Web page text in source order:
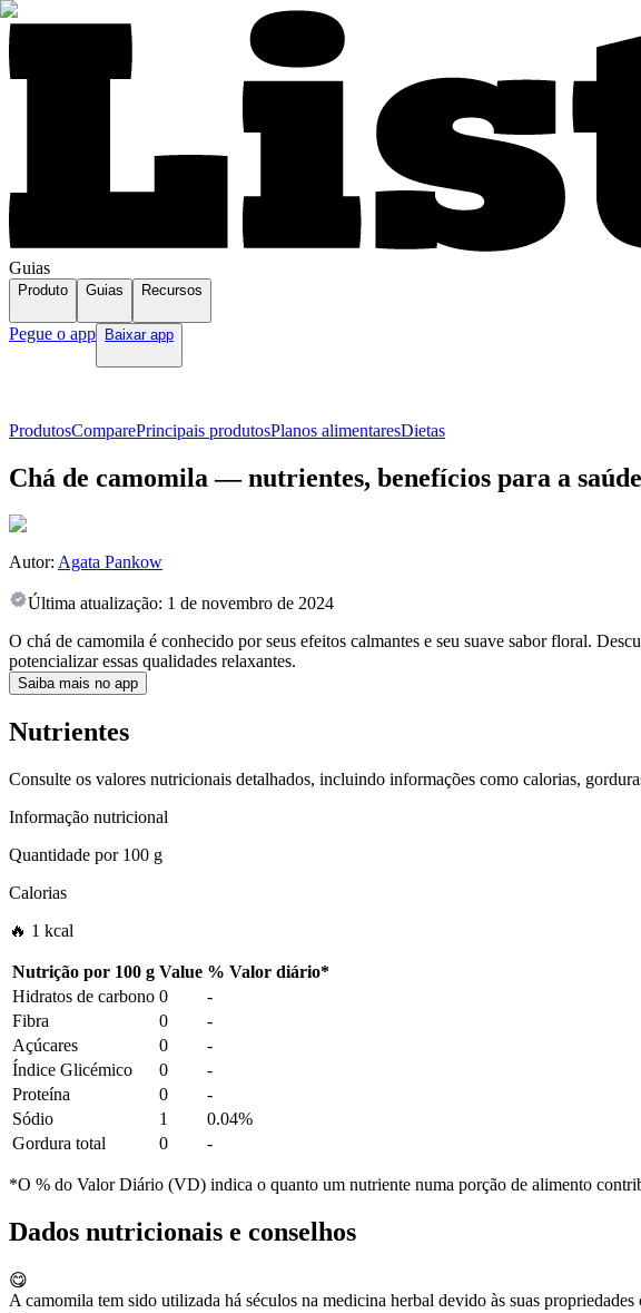
Guias
Produto Guias Recursos
Pegue o app Baixar app
ProdutosComparePrincipais produtosPlanos alimentaresDietas
Chá de camomila — nutrientes, benefícios para a
Autor: Agata Pankow
Última atualização: 1 de novembro de 2024
O chá de camomila é conhecido por seus efeitos calmantes e seu suave sabor floral.
potencializar essas qualidades relaxantes.
Saiba mais no app
Nutrientes
Consulte os valores nutricionais detalhados, incluindo informações como calorias,
Informação nutricional
Quantidade por100 g
Calorias
🔥 1 kcal
Nutrição por 100 g Value % Valor diário*
Hidratos de carbono 0
-
Fibra
0
-
Açúcares
0
-
Índice Glicémico
0
-
Proteína
0
-
Sódio
1
0.04%
Gordura total
0 -
*O % do Valor Diário (VD) indica o quanto um nutriente numa porção de alimento
Dados nutricionais e conselhos
😋
A camomila tem sido utilizada há séculos na medicina herbal devido às suas propriedades